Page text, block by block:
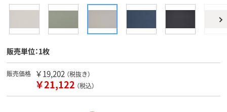
販売単位：1枚
販売価格 ￥19,202 （税抜き）
￥21,122 （税込）